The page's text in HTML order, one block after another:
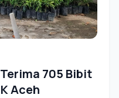
705 Bibit
Aceh